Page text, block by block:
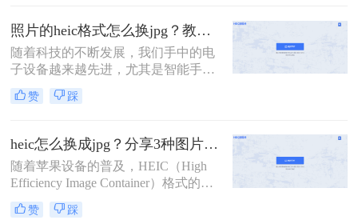
他格式，比如JPG。本文将为您介绍
iphone照片怎么转jpg格式，以便更好
地管理和共享您的珍贵照片。
照片的heic格式怎么换jpg？教你4招，无损转换！
随着科技的不断发展，我们手中的电
子设备越来越先进，尤其是智能手
机，其拍照功能日益强大。然而，这
也带来了一些新的问题。对于使用苹
HEIC格式的图片。这种格式是苹果
iOS 11及更高版本新推出的一种图片
格式，采用新的HEIC图片处理技术，
可以在保证照片质量的前提下，占用
系统更少的储存空间
赞 踩
heic怎么换成jpg？分享3种图片格式转换方法！
随着苹果设备的普及，HEIC（High
Efficiency Image Container）格式的图
片逐渐进入了我们的视野。然而，由
于这种格式的特殊性和兼容性问题，
赞 踩